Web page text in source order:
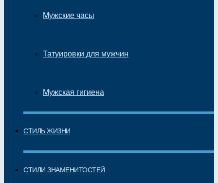
Мужские часы
Татуировки для мужчин
Мужская гигиена
СТИЛЬ ЖИЗНИ
СТИЛИ ЗНАМЕНИТОСТЕЙ